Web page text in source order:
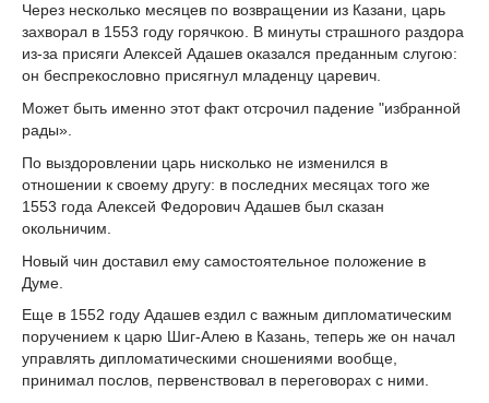
Через несколько месяцев по возвращении из Казани, царь
захворал в 1553 году горячкою. В минуты страшного раздора
из-за присяги Алексей Адашев оказался преданным слугою:
он беспрекословно присягнул младенцу царевич.
Может быть именно этот факт отсрочил падение "избранной
рады».
По выздоровлении царь нисколько не изменился в
отношении к своему другу: в последних месяцах того же
1553 года Алексей Федорович Адашев был сказан
окольничим.
Новый чин доставил ему самостоятельное положение в
Думе.
Еще в 1552 году Адашев ездил с важным дипломатическим
поручением к царю Шиг-Алею в Казань, теперь же он начал
управлять дипломатическими сношениями вообще,
принимал послов, первенствовал в переговорах с ними.